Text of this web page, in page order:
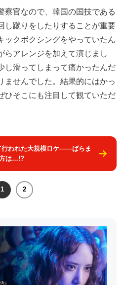
察官なので、韓国の国技である
し蹴りをしたりすることが重要
ックボクシングをやっていたん
らアレンジを加えて演じまし
し滑ってしまって痛かったんだ
ませんでした。結果的にはかっ
ひそこにも注目して観ていただ
行われた大規模ロケ――ばらま
は…!?
1 2